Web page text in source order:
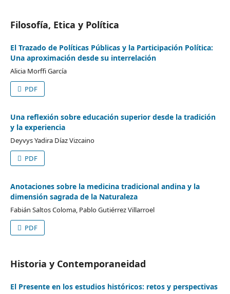
Filosofía, Etica y Política
El Trazado de Políticas Públicas y la Participación Política:
Una aproximación desde su interrelación
Alicia Morffi García
PDF
Una reflexión sobre educación superior desde la tradición
y la experiencia
Deyvys Yadira Díaz Vizcaino
PDF
Anotaciones sobre la medicina tradicional andina y la
dimensión sagrada de la Naturaleza
Fabián Saltos Coloma, Pablo Gutiérrez Villarroel
PDF
Historia y Contemporaneidad
El Presente en los estudios históricos: retos y perspectivas